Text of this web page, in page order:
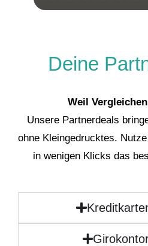
Deine
Weil
Unsere Partnerdeals
ohne Kleingedrucktes.
in wenigen Klicks das